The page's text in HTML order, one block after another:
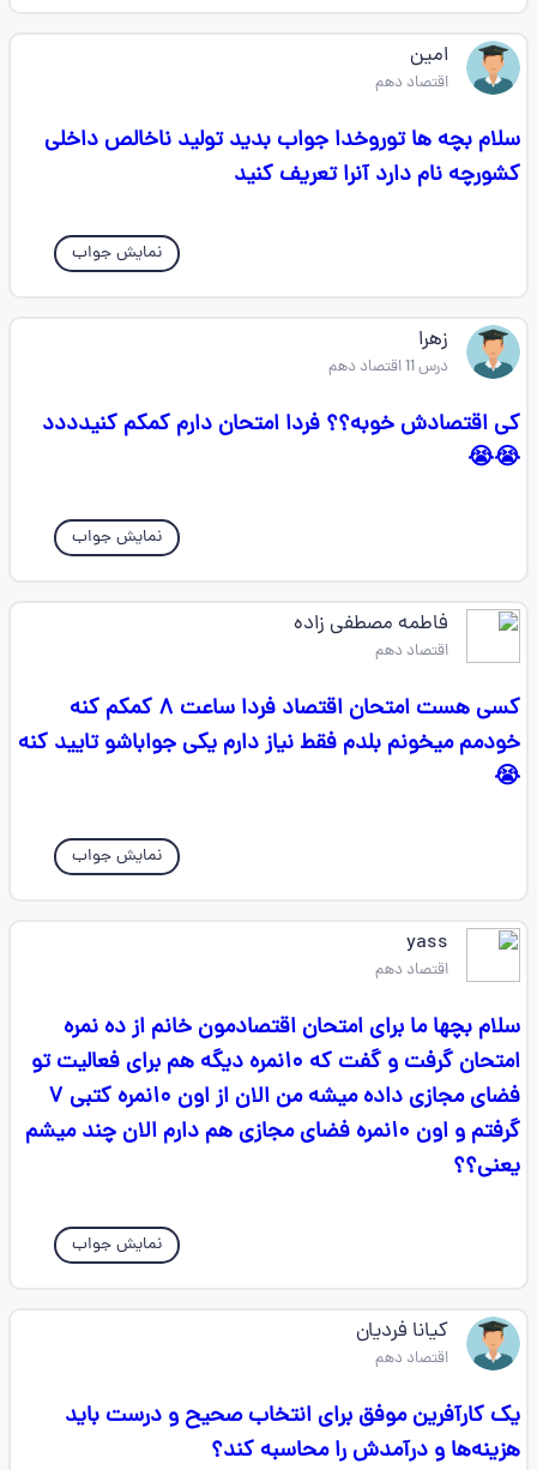
امین
اقتصاد دهم
سلام بچه ها توروخدا جواب بدید توليد ناخالص داخلی
کشورچه نام دارد آنرا تعريف کنيد
نمایش جواب
زهرا
درس 11 اقتصاد دهم
کی اقتصادش خوبه؟؟ فردا امتحان دارم کمکم کنیدددد
😭😭
نمایش جواب
فاطمه مصطفی زاده
اقتصاد دهم
کسی هست امتحان اقتصاد فردا ساعت ۸ کمکم کنه
خودمم میخونم بلدم فقط نیاز دارم یکی جواباشو تایید کنه
😭
نمایش جواب
yass
اقتصاد دهم
سلام بچها ما برای امتحان اقتصادمون خانم از ده نمره
امتحان گرفت و گفت که ۱۰نمره دیگه هم برای فعالیت تو
فضای مجازی داده میشه من الان از اون ۱۰نمره کتبی ۷
گرفتم و اون ۱۰نمره فضای مجازی هم دارم الان چند میشم
یعنی؟؟
نمایش جواب
کیانا فردیان
اقتصاد دهم
یک کارآفرین موفق برای انتخاب صحیح و درست باید
هزینه‌ها و درآمدش را محاسبه کند؟